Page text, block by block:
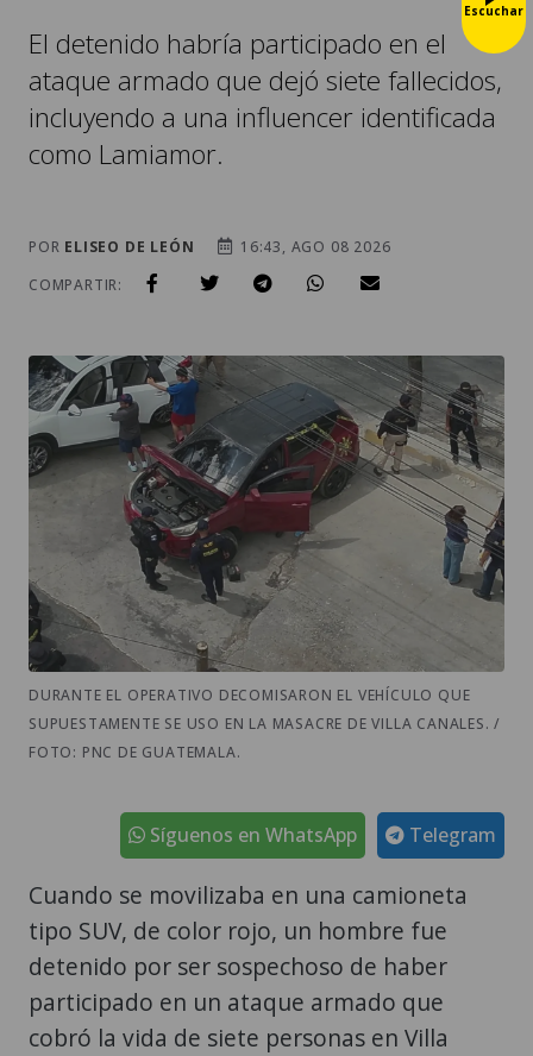
El detenido habría participado en el
ataque armado que dejó siete fallecidos,
incluyendo a una influencer identificada
como Lamiamor.
POR ELISEO DE LEÓN
16:43, AGO 08 2026
COMPARTIR:
DURANTE EL OPERATIVO DECOMISARON EL VEHÍCULO QUE
SUPUESTAMENTE SE USO EN LA MASACRE DE VILLA CANALES. /
FOTO: PNC DE GUATEMALA.
Telegram
Síguenos en WhatsApp
Cuando se movilizaba en una camioneta
tipo SUV, de color rojo, un hombre fue
detenido por ser sospechoso de haber
participado en un ataque armado que
cobró la vida de siete personas en Villa
Escuchar